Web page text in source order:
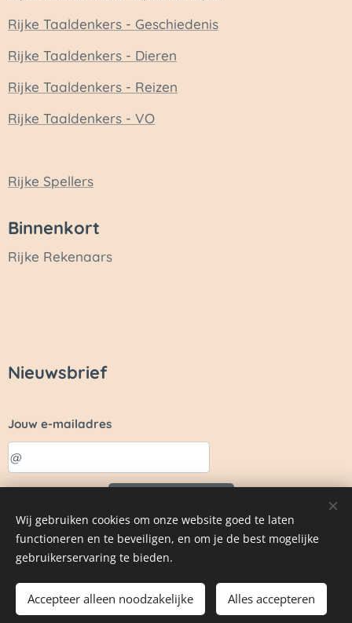
Rijke Taaldenkers - Geschiedenis
Rijke Taaldenkers - Dieren
Rijke Taaldenkers - Reizen
Rijke Taaldenkers - VO
Rijke Spellers
Binnenkort
Rijke Rekenaars
Nieuwsbrief
Jouw e-mailadres
Copyright 2026 Cookies
Wij gebruiken cookies om onze website goed te laten
functioneren en te beveiligen, en om je de best mogelijke
gebruikerservaring te bieden.
Accepteer alleen noodzakelijke Alles accepteren